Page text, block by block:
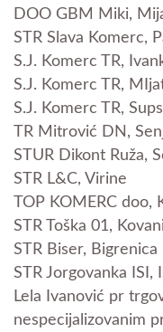
DOO GBM Miki,
STR Slava Komerc,
S.J. Komerc TR,
S.J. Komerc TR,
S.J. Komerc TR,
TR Mitrović DN,
STUR Dikont Ruža,
STR L&C, Virine
TOP KOMERC doo,
STR Toška 01,
STR Biser, Bigrenica
STR Jorgovanka ISI,
Lela Ivanović pr
nespecijalizovanim